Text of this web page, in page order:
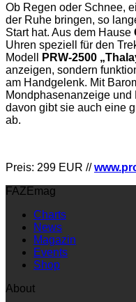
Ob Regen oder Schnee,
der Ruhe bringen, so
Start hat. Aus dem Hause
Uhren speziell für den
Modell
PRW-2500
anzeigen, sondern
am Handgelenk. Mit
Mondphasenanzeige
davon gibt sie auch eine
ab.
Preis: 299 EUR //
FAZEmag
Charts
News
Magazin
Events
Shop
About